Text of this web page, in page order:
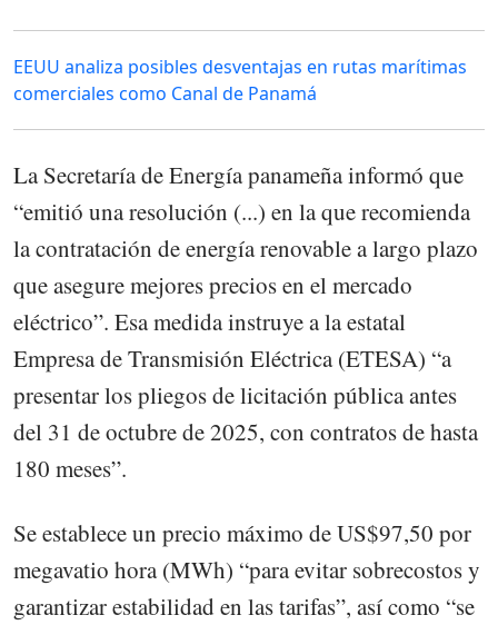
EEUU analiza posibles desventajas en rutas marítimas
comerciales como Canal de Panamá
La Secretaría de Energía panameña informó que
“emitió una resolución (...) en la que recomienda
la contratación de energía renovable a largo plazo
que asegure mejores precios en el mercado
eléctrico”. Esa medida instruye a la estatal
Empresa de Transmisión Eléctrica (ETESA) “a
presentar los pliegos de licitación pública antes
del 31 de octubre de 2025, con contratos de hasta
180 meses”.
Se establece un precio máximo de US$97,50 por
megavatio hora (MWh) “para evitar sobrecostos y
garantizar estabilidad en las tarifas”, así como “se